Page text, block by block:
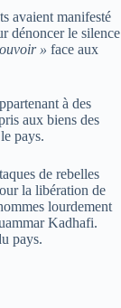
avaient manifesté
dénoncer le silence
» face aux
à des
aux biens des
pays.
de rebelles
la libération de
lourdement
Kadhafi.
pays.